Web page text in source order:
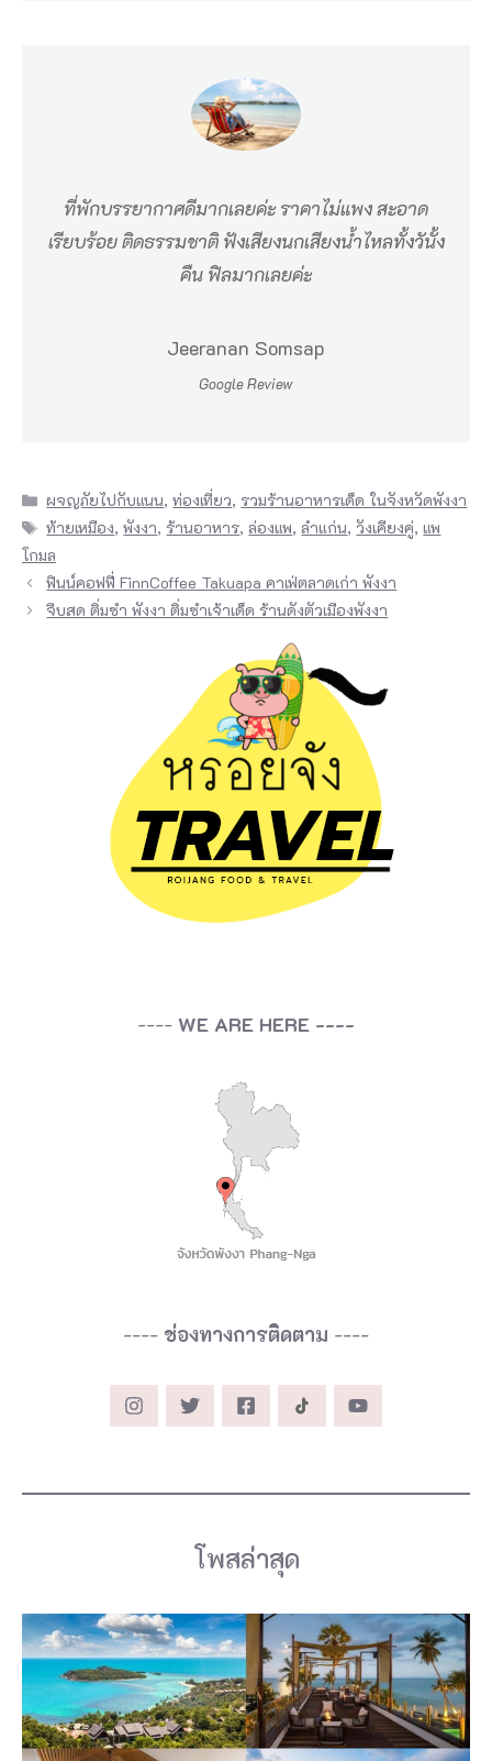
ที่พักบรรยากาศดีมากเลยค่ะ ราคาไม่แพง สะอาด
เรียบร้อย ติดธรรมชาติ ฟังเสียงนกเสียงน้ำไหลทั้งวันั้ง
คืน ฟิลมากเลยค่ะ
Jeeranan Somsap
Google Review
Categories
ผจญภัยไปกับแนน,ท่องเที่ยว, รวมร้านอาหารเด็ด ในจังหวัดพังงา
Tags
ท้ายเหมือง,พังงา, ร้านอาหาร,ล่องแพ,ลำแก่น, วังเคียงคู่,แพ
โกมล
ฟินน์คอฟฟี่ FinnCoffee Takuapa คาเฟ่ตลาดเก่า พังงา
จีบสด ติ่มซำ พังงา ติ่มซำเจ้าเด็ด ร้านดังตัวเมืองพังงา
---- WE ARE HERE ----
---- ช่องทางการติดตาม ----
โพสล่าสุด